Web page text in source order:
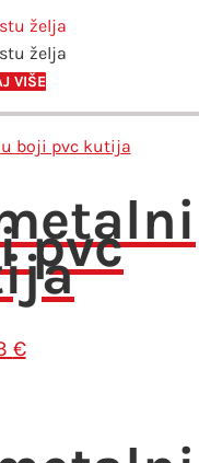
želja
želja
VIŠE
pvc
€